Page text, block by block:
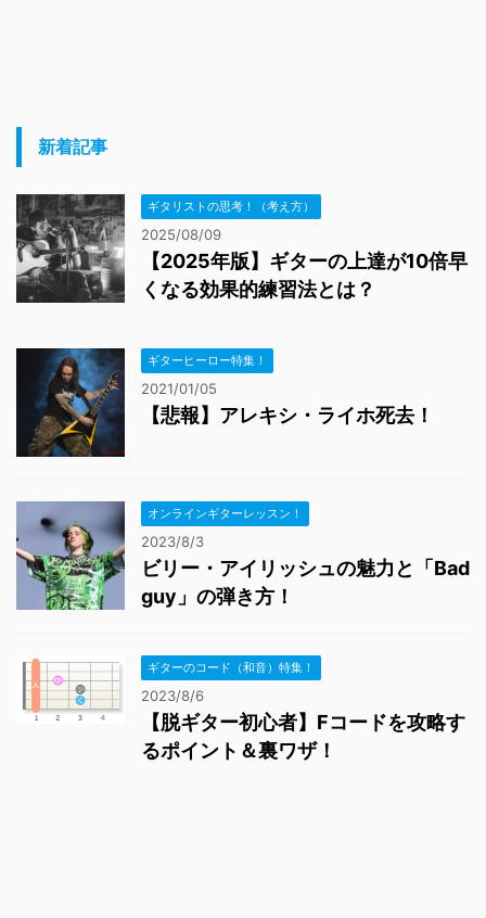
新着記事
ギタリストの思考！（考え方）
2025/08/09
【2025年版】ギターの上達が10倍早
くなる効果的練習法とは？
ギターヒーロー特集！
2021/01/05
【悲報】アレキシ・ライホ死去！
オンラインギターレッスン！
2023/8/3
ビリー・アイリッシュの魅力と「Bad
guy」の弾き方！
ギターのコード（和音）特集！
2023/8/6
【脱ギター初心者】Fコードを攻略す
るポイント＆裏ワザ！